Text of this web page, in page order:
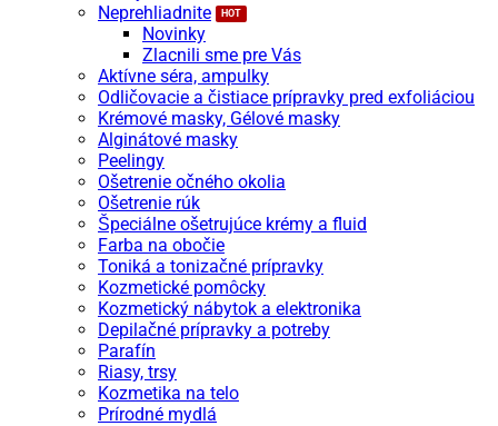
Neprehliadnite
Novinky
Zlacnili sme pre Vás
Aktívne séra, ampulky
Odličovacie a čistiace prípravky pred exfoliáciou
Krémové masky, Gélové masky
Alginátové masky
Peelingy
Ošetrenie očného okolia
Ošetrenie rúk
Špeciálne ošetrujúce krémy a fluid
Farba na obočie
Toniká a tonizačné prípravky
Kozmetické pomôcky
Kozmetický nábytok a elektronika
Depilačné prípravky a potreby
Parafín
Riasy, trsy
Kozmetika na telo
Prírodné mydlá